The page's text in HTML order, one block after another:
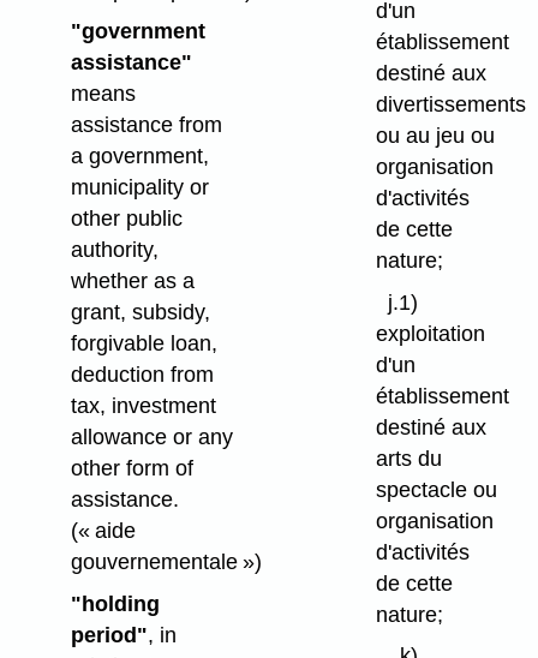
"government
assistance"
means
assistance from
a government,
municipality or
other public
authority,
whether as a
grant, subsidy,
forgivable loan,
deduction from
tax, investment
allowance or any
other form of
assistance.
(« aide
gouvernementale »)
"holding
period", in
d'un
établissement
destiné aux
divertissements
ou au jeu ou
organisation
d'activités
de cette
nature;
j.1)
exploitation
d'un
établissement
destiné aux
arts du
spectacle ou
organisation
d'activités
de cette
nature;